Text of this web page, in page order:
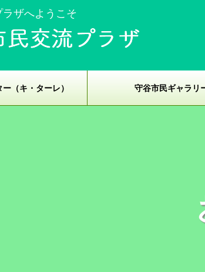
ザへようこそ
（キ・ターレ） 守谷市民ギャラリ